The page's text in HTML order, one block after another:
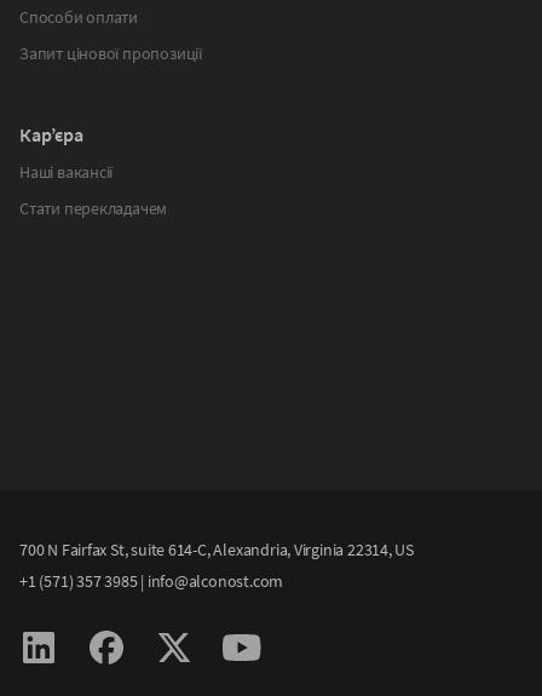
Способи оплати
Запит цінової пропозиції
Кар’єра
Наші вакансії
Стати перекладачем
700 N Fairfax St, suite 614-С, Alexandria, Virginia 22314, US
+1 (571) 357 3985| info@alconost.com